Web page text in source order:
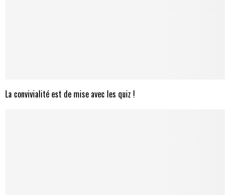
La convivialité est de mise avec les quiz !